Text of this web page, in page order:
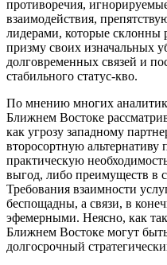
противоречия,
взаимодействия,
лидерами, которые склонны
призму своих изначальных
долговременных связей и
стабильного статус-кво.
По мнению многих
Ближнем Востоке
как угрозу западному
второсортную
практическую
выгод, либо преимуществ в
Требования взаимности
беспощадны, а связи, в
эфемерными. Неясно, как
Ближнем Востоке могут
долгосрочный